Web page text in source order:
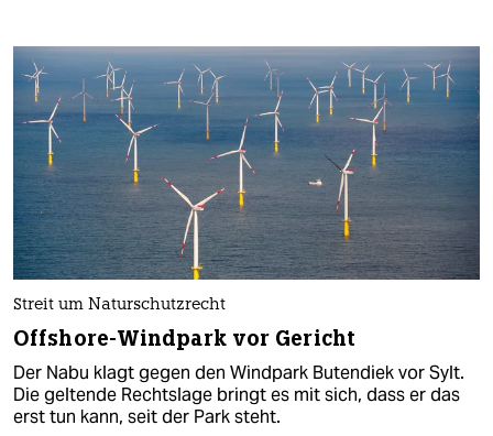
Streit um Naturschutzrecht
Offshore-Windpark vor Gericht
Der Nabu klagt gegen den Windpark Butendiek vor Sylt.
Die geltende Rechtslage bringt es mit sich, dass er das
erst tun kann, seit der Park steht.